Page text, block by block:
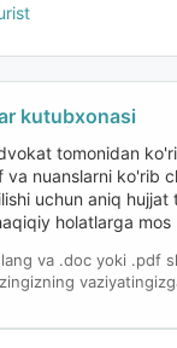
kutubxonasi
tomonidan
nuanslarni ko'rib
uchun aniq hujjat
holatlarga mos
va .doc yoki .pdf